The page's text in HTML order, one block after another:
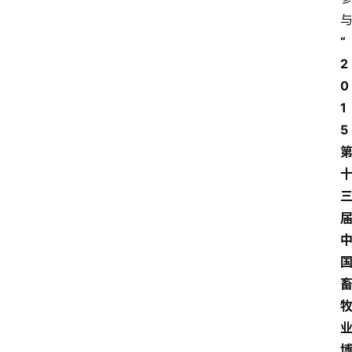
与
“
2
0
1
5
第
十
三
届
中
国
畜
牧
业